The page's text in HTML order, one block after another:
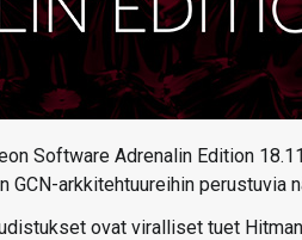
Software Adrenalin Edition
arkkitehtuureihin perustuvia
ovat viralliset tuet